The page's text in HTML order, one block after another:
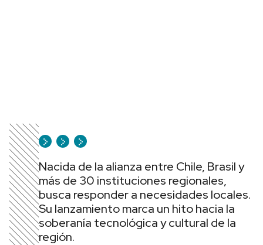
Nacida de la alianza entre Chile, Brasil y
más de 30 instituciones regionales,
busca responder a necesidades locales.
Su lanzamiento marca un hito hacia la
soberanía tecnológica y cultural de la
región.